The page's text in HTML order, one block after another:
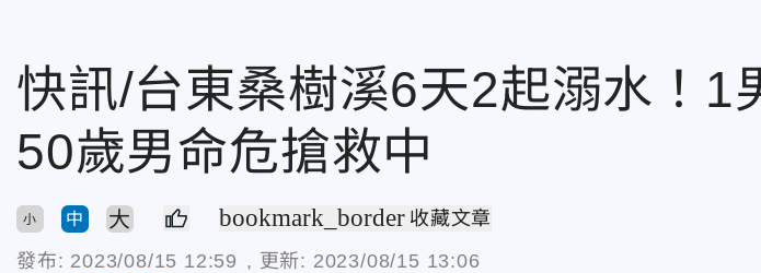
快訊/台東桑樹溪6天2起溺水！
50歲男命危搶救中
小 中 大 bookmark_border 收藏文章
發布: 2023/08/15 12:59 , 更新: 2023/08/15 13:06